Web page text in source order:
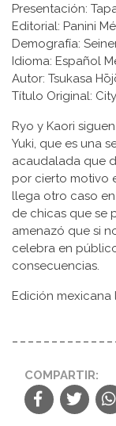
Presentación:
Editorial: Panini
Demografía:
Idioma: Español
Autor: Tsukasa
Título Original:
Ryo y Kaori
Yuki, que es una
acaudalada que
por cierto motivo
llega otro caso
de chicas que se
amenazó que si
celebra en
consecuencias.
Edición mexicana
COMPARTIR: